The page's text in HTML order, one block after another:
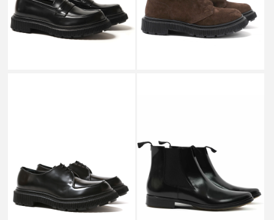
￥80,300 ￥83,600
↓
￥41,800
SOLE POLIDO BLACK_
￥84,700
TYPE192 LEATHER and CREPE
SOLE POLIDO BLACK
￥82,500
↓
￥41,250